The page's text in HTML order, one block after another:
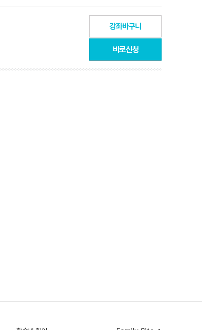
강좌바구니
바로신청